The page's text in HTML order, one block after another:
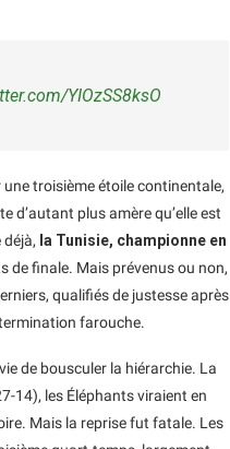
YIOzSS8ksO
une troisième étoile continentale,
d’autant plus amère qu’elle est
la Tunisie, championne en
de finale. Mais prévenus ou non,
qualifiés de justesse après
farouche.
de bousculer la hiérarchie. La
14), les Éléphants viraient en
Mais la reprise fut fatale. Les